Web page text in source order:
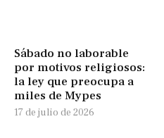
Sábado no laborable
por motivos religiosos:
la ley que preocupa a
miles de Mypes
17 de julio de 2026